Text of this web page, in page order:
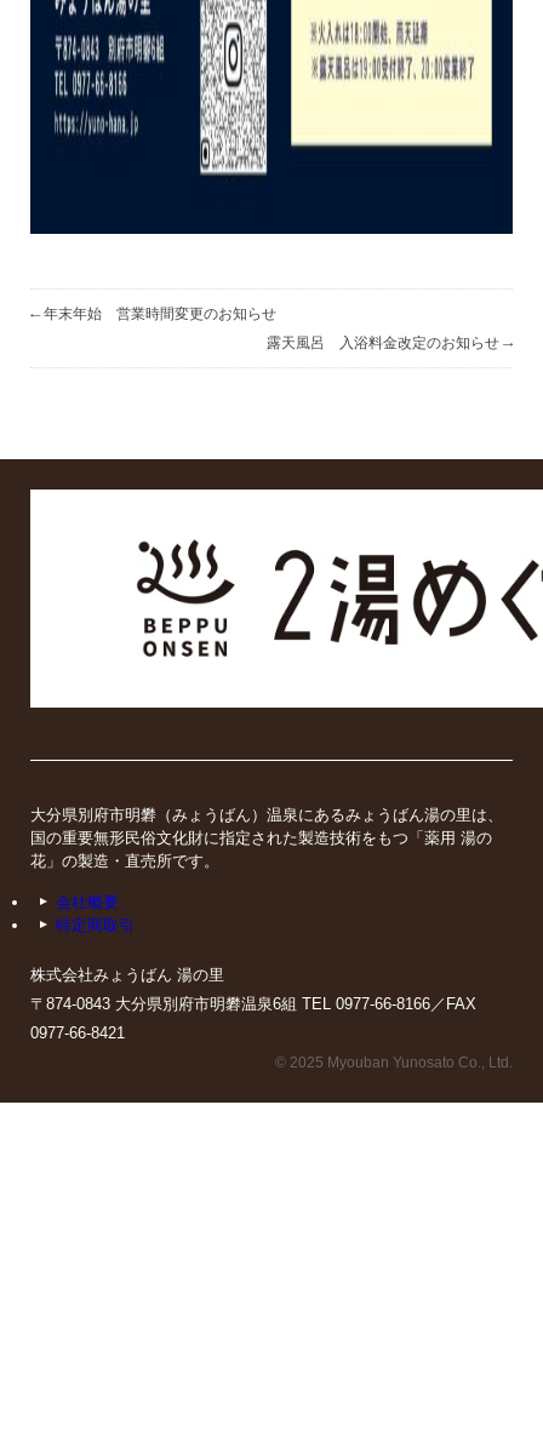
←年末年始 営業時間変更のお知らせ
露天風呂 入浴料金改定のお知らせ →
大分県別府市明礬（みょうばん）温泉にあるみょうばん湯の里は、
国の重要無形民俗文化財に指定された製造技術をもつ「薬用 湯の
花」の製造・直売所です。
会社概要
特定商取引
株式会社みょうばん 湯の里
〒874-0843 大分県別府市明礬温泉6組 TEL 0977-66-8166／FAX
0977-66-8421
© 2025 Myouban Yunosato Co., Ltd.